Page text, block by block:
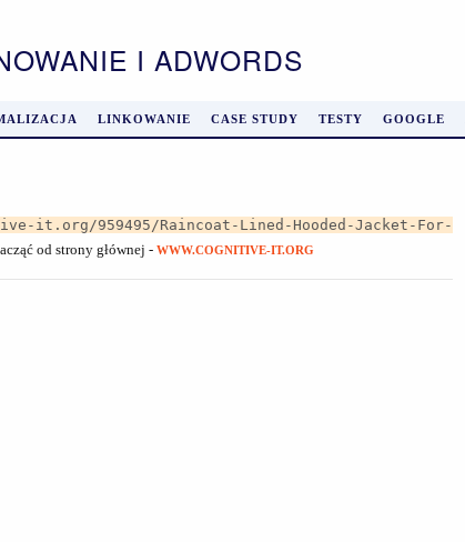
I ADWORDS
LINKOWANIE CASE STUDY TESTY GOOGLE
it.org/959495/Raincoat-Lined-Hooded-Jacket-For-
od strony głównej - WWW.COGNITIVE-IT.ORG